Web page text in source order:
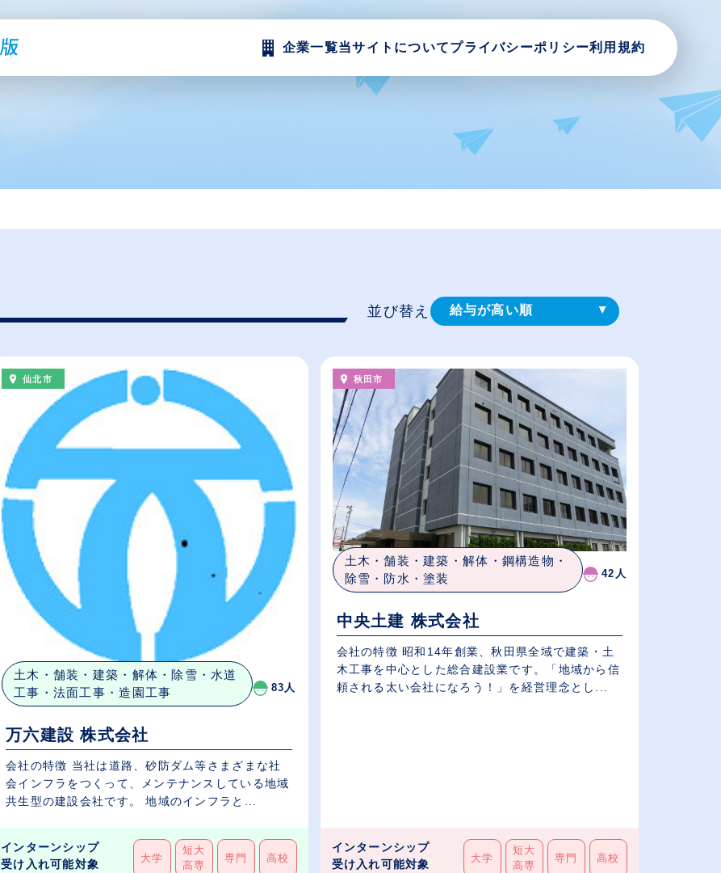
企業一覧当サイトについてプライバシーポリシー利用規約
並び替え 給与が高い順
従業員が多い順
休日数が多い順
仙北市
土木・舗装・建築・解体・除雪・水道
工事・法面工事・造園工事
83人
万六建設 株式会社
会社の特徴 当社は道路、砂防ダム等さまざまな社
会インフラをつくって、メンテナンスしている地域
共生型の建設会社です。 地域のインフラと...
インターンシップ
受け入れ可能対象
大学
短大
高専
専門 高校
秋田市
土木・舗装・建築・解体・鋼構造物・
除雪・防水・塗装
42人
中央土建 株式会社
会社の特徴 昭和14年創業、秋田県全域で建築・土
木工事を中心とした総合建設業です。「地域から信
頼される太い会社になろう！」を経営理念とし...
インターンシップ
受け入れ可能対象
大学
短大
高専
専門 高校